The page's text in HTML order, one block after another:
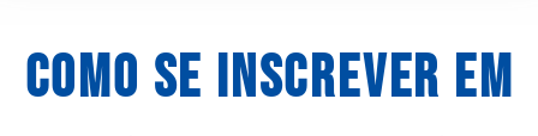
COMO SE INSCREVER EM